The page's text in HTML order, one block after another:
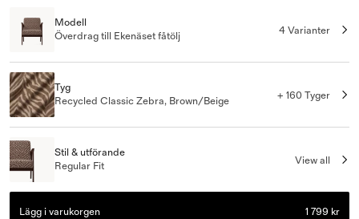
Modell
Överdrag till Ekenäset fåtölj
4 Varianter
Tyg
Recycled Classic Zebra, Brown/Beige
+ 160 Tyger
Stil & utförande
Regular Fit
View all
Lägg i varukorgen 1 799 kr